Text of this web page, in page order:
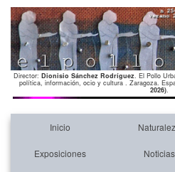
Director: Dionisio Sánchez Rodríguez. El Pollo
política, información, ocio y cultura . Zaragoza.
2026).
Inicio
Exposiciones Noticias